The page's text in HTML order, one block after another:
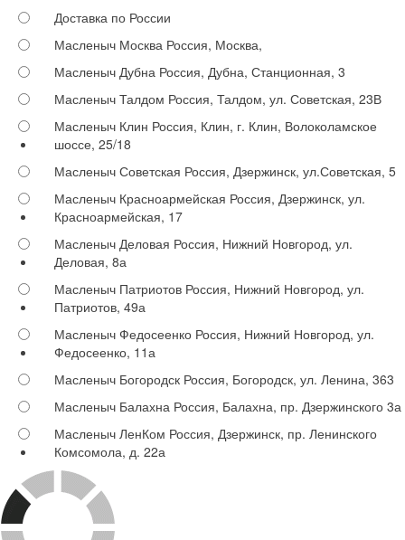
Доставка по России
Масленыч Москва Россия, Москва,
Масленыч Дубна Россия, Дубна, Станционная, 3
Масленыч Талдом Россия, Талдом, ул. Советская, 23В
Масленыч Клин Россия, Клин, г. Клин, Волоколамское
шоссе, 25/18
Масленыч Советская Россия, Дзержинск, ул.Советская, 5
Масленыч Красноармейская Россия, Дзержинск, ул.
Красноармейская, 17
Масленыч Деловая Россия, Нижний Новгород, ул.
Деловая, 8а
Масленыч Патриотов Россия, Нижний Новгород, ул.
Патриотов, 49а
Масленыч Федосеенко Россия, Нижний Новгород, ул.
Федосеенко, 11а
Масленыч Богородск Россия, Богородск, ул. Ленина, 363
Масленыч Балахна Россия, Балахна, пр. Дзержинского 3а
Масленыч ЛенКом Россия, Дзержинск, пр. Ленинского
Комсомола, д. 22а